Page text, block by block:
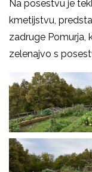
Na posestvu je
kmetijstvu,
zadruge Pomurja,
zelenajvo s